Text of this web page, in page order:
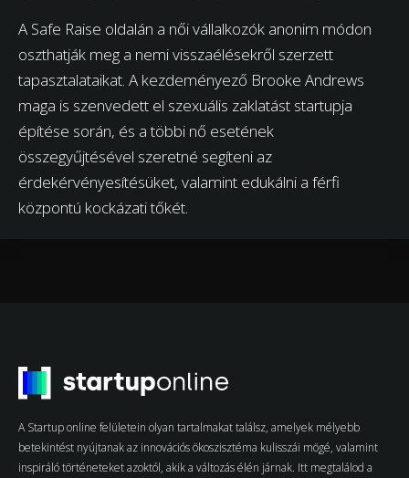
A Safe Raise oldalán a női vállalkozók anonim módon
oszthatják meg a nemi visszaélésekről szerzett
tapasztalataikat. A kezdeményező Brooke Andrews
maga is szenvedett el szexuális zaklatást startupja
építése során, és a többi nő esetének
összegyűjtésével szeretné segíteni az
érdekérvényesítésüket, valamint edukálni a férfi
központú kockázati tőkét.
A Startup online felületein olyan tartalmakat találsz, amelyek mélyebb
betekintést nyújtanak az innovációs ökoszisztéma kulisszái mögé, valamint
inspiráló történeteket azoktól, akik a változás élén járnak. Itt megtalálod a